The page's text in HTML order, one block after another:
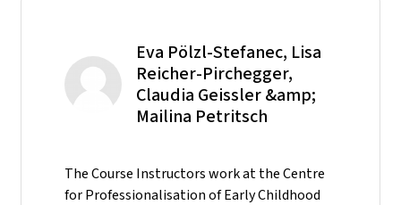
Eva Pölzl-Stefanec, Lisa
Reicher-Pirchegger,
Claudia Geissler &amp;
Mailina Petritsch
The Course Instructors work at the Centre
for Professionalisation of Early Childhood